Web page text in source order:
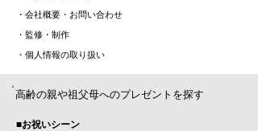
・ 会社概要・お問い合わせ
​・監修・制作
​・ 個人情報の取り扱い
高齢の親や祖父母へのプレゼントを探す
■お祝いシーン